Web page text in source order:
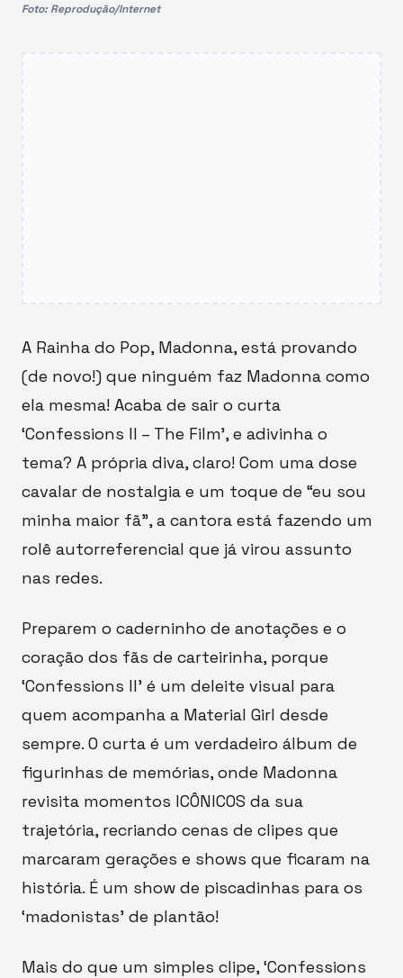
Foto: Reprodução/Internet
A Rainha do Pop, Madonna, está provando
(de novo!) que ninguém faz Madonna como
ela mesma! Acaba de sair o curta
‘Confessions II – The Film’, e adivinha o
tema? A própria diva, claro! Com uma dose
cavalar de nostalgia e um toque de “eu sou
minha maior fã”, a cantora está fazendo um
rolê autorreferencial que já virou assunto
nas redes.
Preparem o caderninho de anotações e o
coração dos fãs de carteirinha, porque
‘Confessions II’ é um deleite visual para
quem acompanha a Material Girl desde
sempre. O curta é um verdadeiro álbum de
figurinhas de memórias, onde Madonna
revisita momentos ICÔNICOS da sua
trajetória, recriando cenas de clipes que
marcaram gerações e shows que ficaram na
história. É um show de piscadinhas para os
‘madonistas’ de plantão!
Mais do que um simples clipe, ‘Confessions